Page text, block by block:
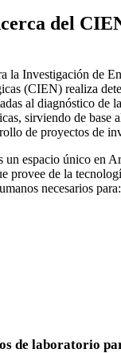
del
la Investigación de
(CIEN) realiza
al diagnóstico de
sirviendo de base
de proyectos de
un espacio único en
provee de la
necesarios para:
de laboratorio